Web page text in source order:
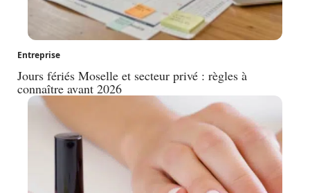
Entreprise
Jours fériés Moselle et secteur privé : règles à
connaître avant 2026